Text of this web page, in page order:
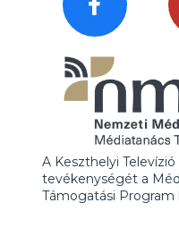
A Keszthelyi
tevékenységét a
Támogatási